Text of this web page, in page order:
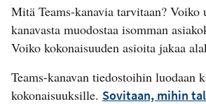
Mitä Teams-kanavia tarvitaan? Voiko
kanavasta muodostaa isomman
Voiko kokonaisuuden asioita jakaa
Teams-kanavan tiedostoihin luodaan
kokonaisuuksille. Sovitaan, mihin